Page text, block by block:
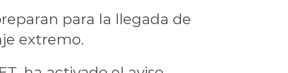
para la llegada de
extremo.